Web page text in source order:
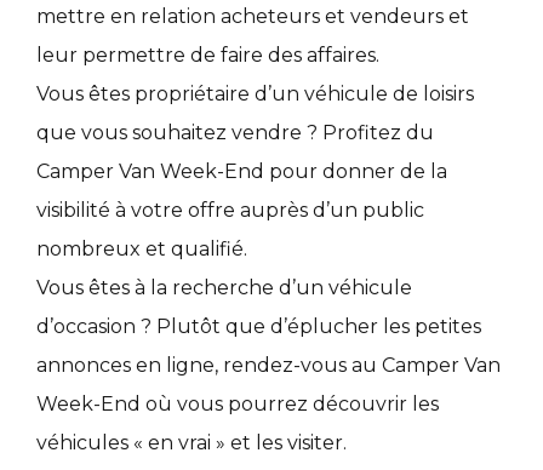
mettre en relation acheteurs et vendeurs et
leur permettre de faire des affaires.
Vous êtes propriétaire d’un véhicule de loisirs
que vous souhaitez vendre ? Profitez du
Camper Van Week-End pour donner de la
visibilité à votre offre auprès d’un public
nombreux et qualifié.
Vous êtes à la recherche d’un véhicule
d’occasion ? Plutôt que d’éplucher les petites
annonces en ligne, rendez-vous au Camper Van
Week-End où vous pourrez découvrir les
véhicules « en vrai » et les visiter.